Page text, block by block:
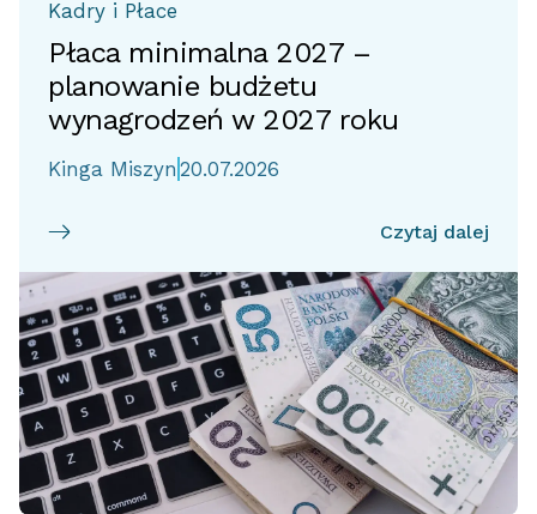
Kadry i Płace
Płaca minimalna 2027 –
planowanie budżetu
wynagrodzeń w 2027 roku
Kinga Miszyn 20.07.2026
Czytaj dalej